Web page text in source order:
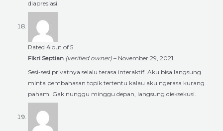
diapresiasi.
Rated 4 out of 5
Fikri Septian (verified owner) – November 29, 2021
Sesi-sesi privatnya selalu terasa interaktif. Aku bisa langsung
minta pembahasan topik tertentu kalau aku ngerasa kurang
paham. Gak nunggu minggu depan, langsung dieksekusi.